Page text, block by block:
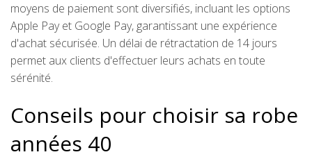
moyens de paiement sont diversifiés, incluant les options
Apple Pay et Google Pay, garantissant une expérience
d'achat sécurisée. Un délai de rétractation de 14 jours
permet aux clients d'effectuer leurs achats en toute
sérénité.
Conseils pour choisir sa robe
années 40